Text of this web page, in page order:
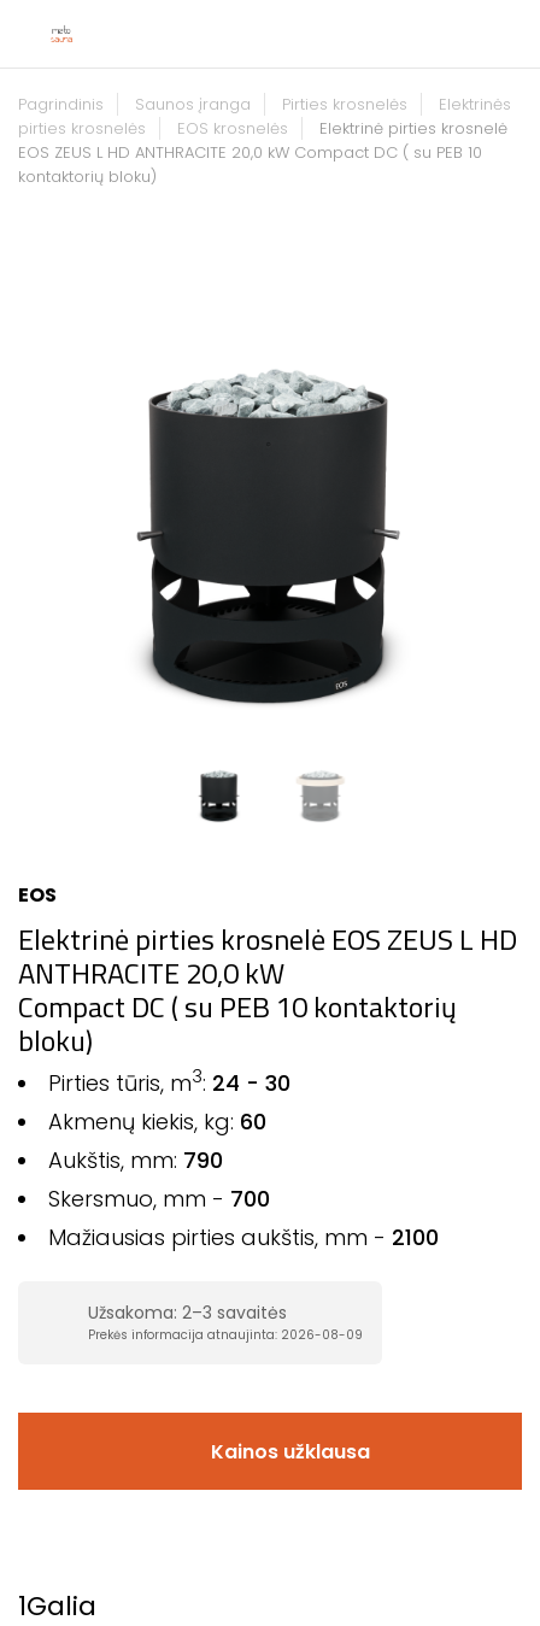
Pagrindinis Saunos įranga Pirties krosnelės
Elektrinės
pirties krosnelės
EOS krosnelės
Elektrinė pirties krosnelė
EOS ZEUS L HD ANTHRACITE 20,0 kW Compact DC ( su PEB 10
kontaktorių bloku)
EOS
Elektrinė pirties krosnelė EOS ZEUS L HD
ANTHRACITE 20,0 kW
Compact DC ( su PEB 10 kontaktorių
bloku)
Pirties tūris, m3: 24 - 30
Akmenų kiekis, kg: 60
Aukštis, mm: 790
Skersmuo, mm - 700
Mažiausias pirties aukštis, mm - 2100
Užsakoma: 2–3 savaitės
Prekės informacija atnaujinta: 2026-08-09
Kainos užklausa
1Galia